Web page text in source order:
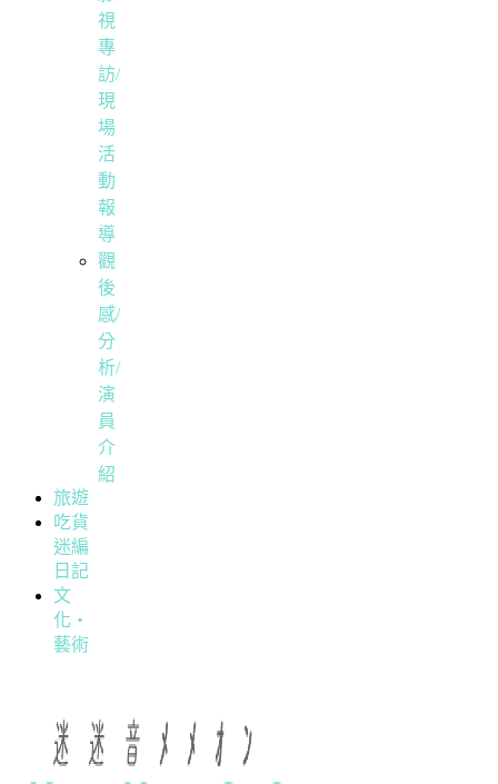
視
專
訪/
現
場
活
動
報
導
觀
後
感/
分
析/
演
員
介
紹
旅遊
吃貨
迷編
日記
文
化・
藝術